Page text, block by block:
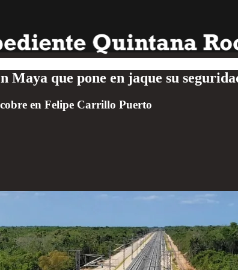
Maya que pone en jaque su
en Felipe Carrillo Puerto